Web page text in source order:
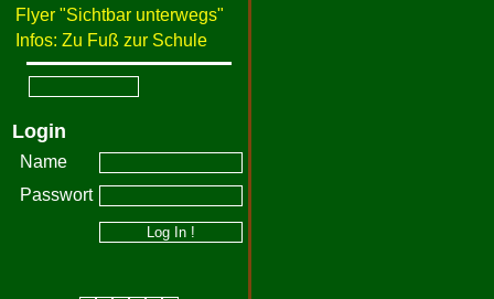
Flyer "Sichtbar unterwegs"
Infos: Zu Fuß zur Schule
Login
Name
Passwort